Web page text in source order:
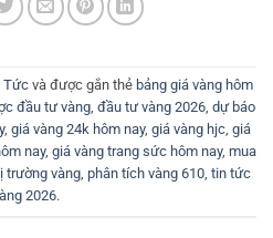
Tứcvà được gắn thẻ bảng giá vàng hôm
đầu tư vàng, đầu tư vàng 2026, dự báo
, giá vàng 24k hôm nay, giá vàng hjc, giá
nay, giá vàng trang sức hôm nay, mua
trường vàng, phân tích vàng 610, tin tức
2026.